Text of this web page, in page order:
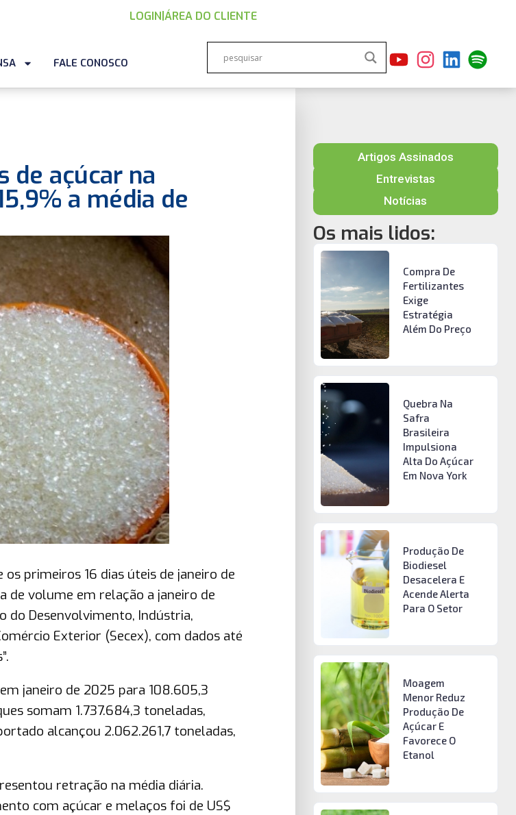
LOGIN |ÁREA DO CLIENTE
FALE CONOSCO
de açúcar na
a média de
primeiros 16 dias úteis de janeiro de
de volume em relação a janeiro de
Desenvolvimento, Indústria,
Exterior (Secex), com dados até
janeiro de 2025 para 108.605,3
somam 1.737.684,3 toneladas,
alcançou 2.062.261,7 toneladas,
retração na média diária.
com açúcar e melaços foi de US$
Artigos Assinados
Entrevistas
Notícias
Os mais lidos:
Compra De
Fertilizantes
Exige
Estratégia
Além Do Preço
Quebra Na
Safra
Brasileira
Impulsiona
Alta Do Açúcar
Em Nova York
Produção De
Biodiesel
Desacelera E
Acende Alerta
Para O Setor
Moagem
Menor Reduz
Produção De
Açúcar E
Favorece O
Etanol